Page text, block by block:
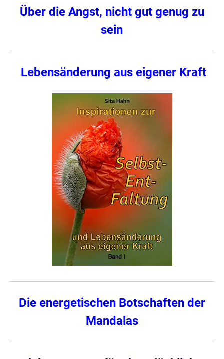
Über die Angst, nicht gut genug zu
sein
Lebensänderung aus eigener Kraft
Die energetischen Botschaften der
Mandalas